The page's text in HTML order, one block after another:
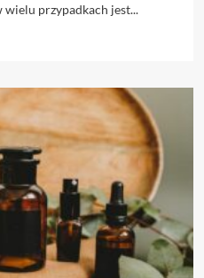
przypadkach jest...